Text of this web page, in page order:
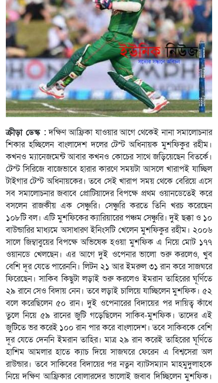
ক্রীড়া ডেস্ক : দক্ষিণ আফ্রিকা যাওয়ার আগে থেকেই নানা সমালোচনার
শিকার হচ্ছিলেন বাংলাদেশ দলের টেস্ট অধিনায়ক মুশফিকুর রহীম।
কখনও ম্যানেজমেন্ট আবার কখনও কোচের সাথে জড়িয়েছেন বিতর্কে।
টেস্ট সিরিজে বাজেভাবে হারার কারণে সময়টা আসলে খারাপই যাচ্ছিল
টাইগার টেস্ট অধিনায়কের। তবে সেই খারাপ সময় থেকে বেরিয়ে এসে
সব সমালোচনার জবাবে প্রোটিয়াদের বিপক্ষে প্রথম ওয়ানডেতেই করে
বসলেন রাজকীয় এক সেঞ্চুরি। সেঞ্চুরি করতে তিনি খরচ করেছেন
১০৮টি বল। এটি মুশফিকের ক্যারিয়ারের পঞ্চম সেঞ্চুরি। দুই ছক্কা ও ১০
বাউন্ডারির মাধ্যমে অসাধারণ ইনিংসটি খেলেন মুশফিকুর রহীম। ২০০৬
সালে জিম্বাবুয়ের বিপক্ষে অভিষেক হওয়া মুশফিক এ নিয়ে মোট ১৭৭
ওয়ানডে খেলছেন। এর আগে দুই ওপেনার ভালো শুরু করলেও, খুব
বেশি দূর যেতে পারেননি। লিটন ২১ আর ইমরুল ৩১ রান করে সাজঘরে
ফিরেছেন। সাকিব কিছুটা লড়াই শুরু করলেও ইমরান তাহিরের ঘূর্ণিতে
২৯ রানে সেও বিদায় নেন। তবে লড়াই চালিয়ে যাচ্ছিলেন মুশফিক। ৫২
বলে করেছিলেন ৫০ রান। দুই ওপেনারের বিদায়ের পর দায়িত্ব কাঁধে
তুলে নিয়ে ৫৯ রানের জুটি গড়েছিলেন সাকিব-মুশফিক। তাদের এই
জুটিতে ভর করেই ১০০ রান পার করে বাংলাদেশ। তবে সাকিবকে বেশি
দূর যেতে দেননি ইমরান তাহির। মাত্র ২৯ রান করেই তাহিরের ঘূর্ণিতে
হাশিম আমলার হাতে ক্যাচ দিয়ে সাজঘরে ফেরেন এ বিশ্বসেরা অল
রাউন্ডার। তবে সাকিবের বিদায়ের পর নতুন ব্যাটসম্যান মাহমুদুলাহকে
নিয়ে দক্ষিণ আফ্রিকার বোলারদের ভালোই জবাব দিচ্ছিলেন মুশফিক।